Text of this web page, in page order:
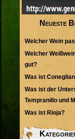
Neueste
Welcher Wein
Welcher
gut?
Was ist
Was ist der
Tempranillo und
Was ist Rioja?